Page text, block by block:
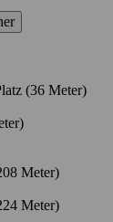
(36 Meter)
Meter)
Meter)